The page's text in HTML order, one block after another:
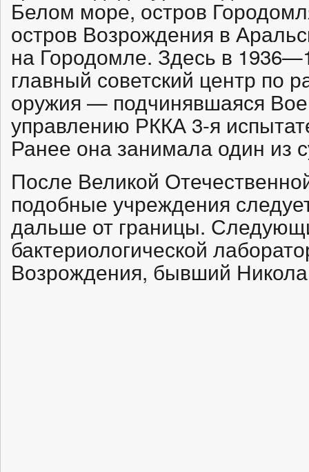
Белом море, остров
остров Возрождения в
на Городомле. Здесь в
главный советский центр по
оружия — подчинявшаяся
управлению РККА 3-я
Ранее она занимала один из
После Великой
подобные учреждения
дальше от границы.
бактериологической
Возрождения, бывший